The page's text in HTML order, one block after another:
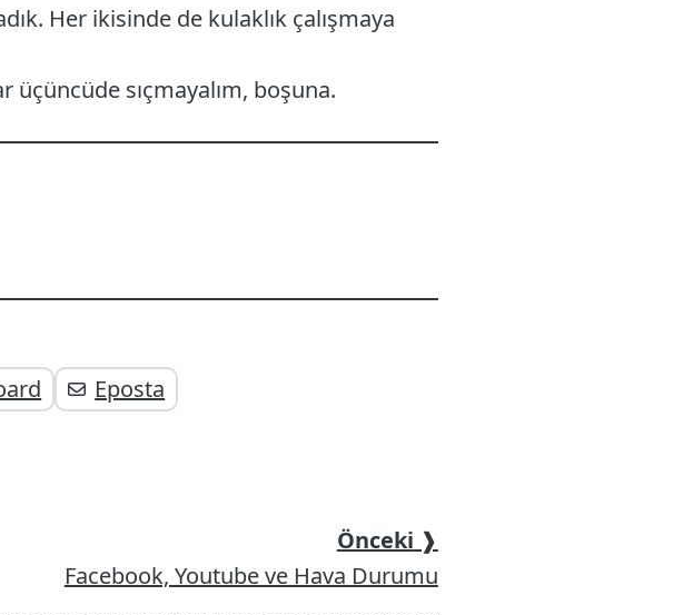
Her ikisinde de kulaklık çalışmaya
üçüncüde sıçmayalım, boşuna.
Eposta
Önceki ❱
Facebook, Youtube ve Hava Durumu